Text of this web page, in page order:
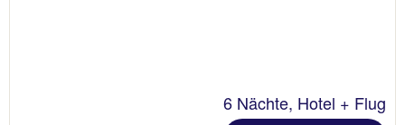
6 Nächte, Hotel + Flug